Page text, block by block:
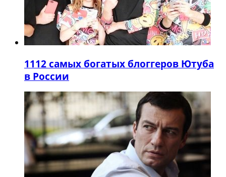
1112 самых богатых блоггеров Ютуба
в России